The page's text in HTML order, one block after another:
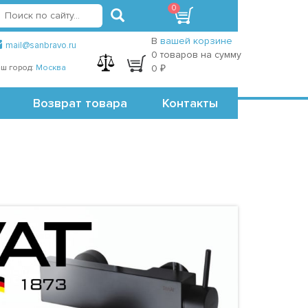
Точки самовывоза
mail@sanbravo.ru
город: Москва
регистрация
В вашей корзине
0 товаров на сумму
0 ₽
Возврат товара Контакты
0